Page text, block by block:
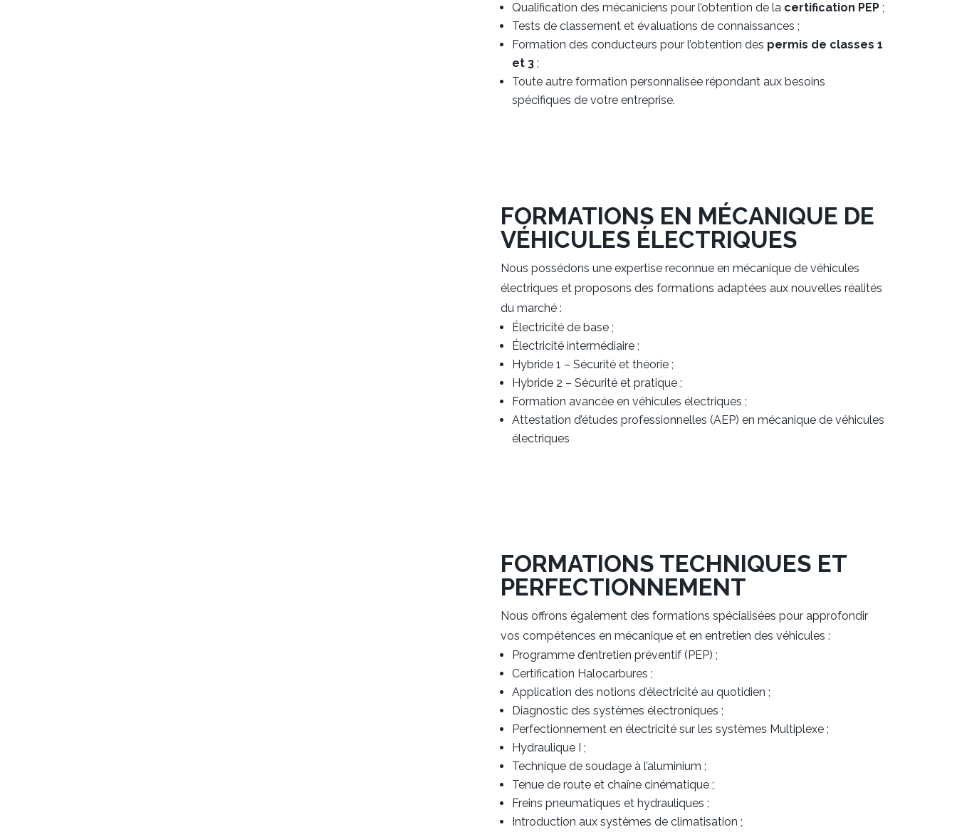
Qualification des mécaniciens pour l’obtention de la certification PEP ;
Tests de classement et évaluations de connaissances ;
Formation des conducteurs pour l’obtention des permis de classes 1
et 3 ;
Toute autre formation personnalisée répondant aux besoins
spécifiques de votre entreprise.
FORMATIONS EN MÉCANIQUE DE
VÉHICULES ÉLECTRIQUES
Nous possédons une expertise reconnue en mécanique de véhicules
électriques et proposons des formations adaptées aux nouvelles réalités
du marché :
Électricité de base ;
Électricité intermédiaire ;
Hybride 1 – Sécurité et théorie ;
Hybride 2 – Sécurité et pratique ;
Formation avancée en véhicules électriques ;
Attestation d’études professionnelles (AEP) en mécanique de véhicules
électriques
FORMATIONS TECHNIQUES ET
PERFECTIONNEMENT
Nous offrons également des formations spécialisées pour approfondir
vos compétences en mécanique et en entretien des véhicules :
Programme d’entretien préventif (PEP) ;
Certification Halocarbures ;
Application des notions d’électricité au quotidien ;
Diagnostic des systèmes électroniques ;
Perfectionnement en électricité sur les systèmes Multiplexe ;
Hydraulique I ;
Technique de soudage à l’aluminium ;
Tenue de route et chaîne cinématique ;
Freins pneumatiques et hydrauliques ;
Introduction aux systèmes de climatisation ;